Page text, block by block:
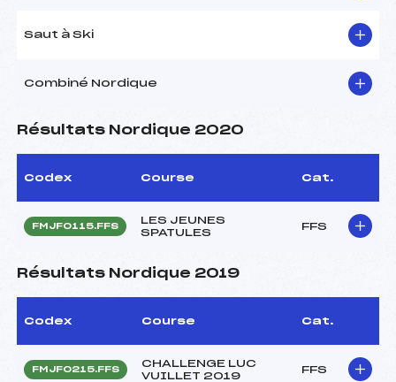
Saut à Ski
Combiné Nordique
Résultats Nordique 2020
Codex Course Cat.
FMJF0115.FFS
LES JEUNES
SPATULES
FFS
Résultats Nordique 2019
Codex Course Cat.
FMJF0215.FFS
CHALLENGE LUC
VUILLET 2019
FFS